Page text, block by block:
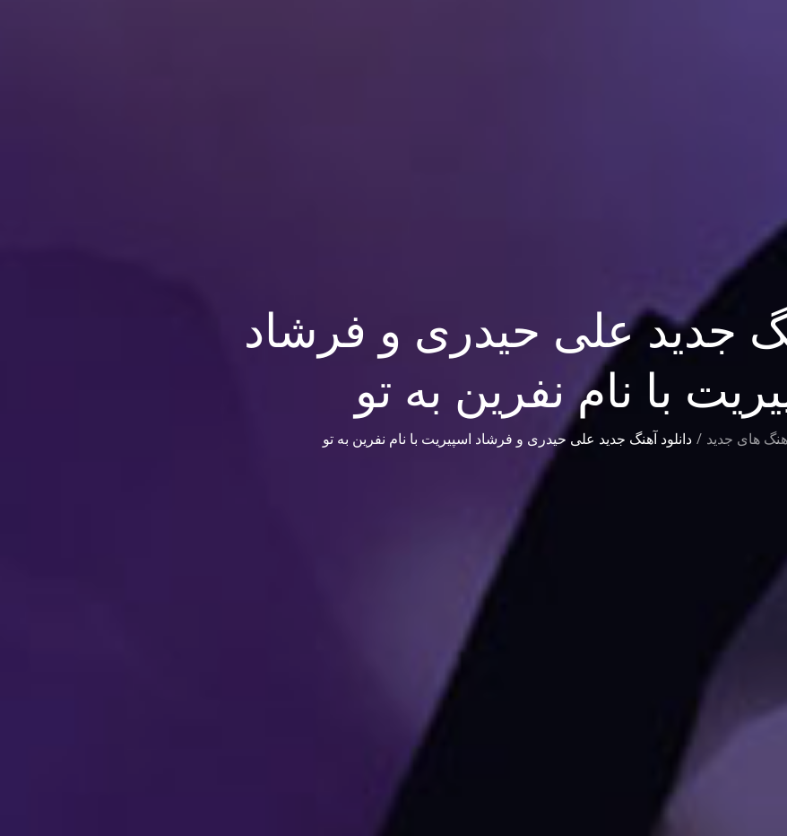
جدید علی حیدری و فرشاد
با نام نفرین به تو
های جدید دانلود آهنگ جدید علی حیدری و فرشاد اسپیریت با نام نفرین به تو